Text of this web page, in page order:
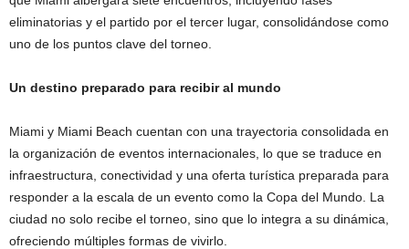
eliminatorias y el partido por el tercer lugar, consolidándose como
uno de los puntos clave del torneo.
Un destino preparado para recibir al mundo
Miami y Miami Beach cuentan con una trayectoria consolidada en
la organización de eventos internacionales, lo que se traduce en
infraestructura, conectividad y una oferta turística preparada para
responder a la escala de un evento como la Copa del Mundo. La
ciudad no solo recibe el torneo, sino que lo integra a su dinámica,
ofreciendo múltiples formas de vivirlo.